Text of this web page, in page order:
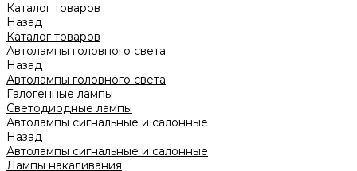
Каталог товаров
Назад
Каталог товаров
Автолампы головного света
Назад
Автолампы головного света
Галогенные лампы
Светодиодные лампы
Автолампы сигнальные и салонные
Назад
Автолампы сигнальные и салонные
Лампы накаливания